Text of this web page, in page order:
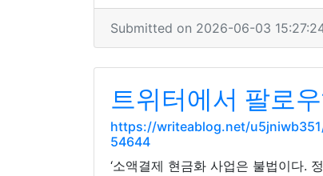
Submitted on 2026-06-03
트위터에서 팔로
https://writeablog.net/
54644
‘소액결제 현금화 사업은 불법이다.